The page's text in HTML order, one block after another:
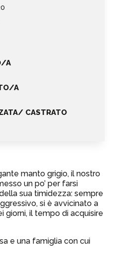
A
A
CASTRATO
manto grigio, il nostro
un po’ per farsi
sua timidezza: sempre
si è avvicinato a
giorni, il tempo di acquisire
e una famiglia con cui